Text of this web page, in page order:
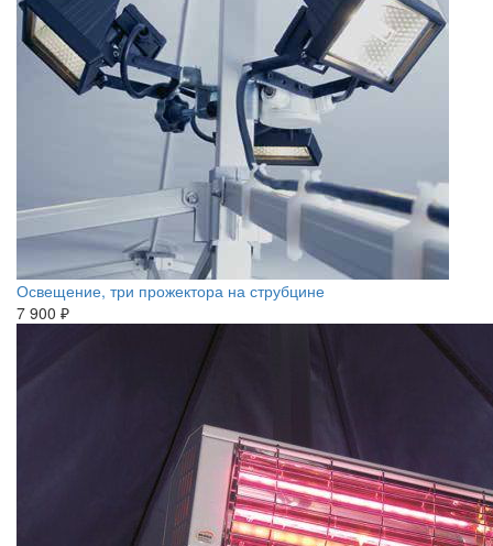
Освещение, три прожектора на струбцине
7 900 ₽